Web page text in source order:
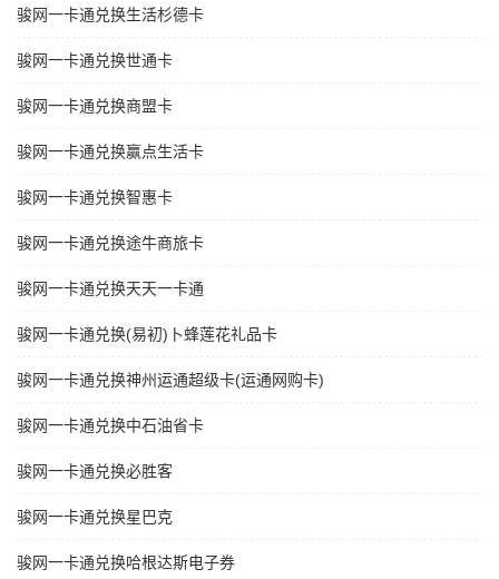
骏网一卡通兑换生活杉德卡
骏网一卡通兑换世通卡
骏网一卡通兑换商盟卡
骏网一卡通兑换赢点生活卡
骏网一卡通兑换智惠卡
骏网一卡通兑换途牛商旅卡
骏网一卡通兑换天天一卡通
骏网一卡通兑换(易初)卜蜂莲花礼品卡
骏网一卡通兑换神州运通超级卡(运通网购卡)
骏网一卡通兑换中石油省卡
骏网一卡通兑换必胜客
骏网一卡通兑换星巴克
骏网一卡通兑换哈根达斯电子券